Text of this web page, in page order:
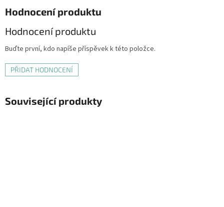
Hodnocení produktu
Hodnocení produktu
Buďte první, kdo napíše příspěvek k této položce.
PŘIDAT HODNOCENÍ
Související produkty